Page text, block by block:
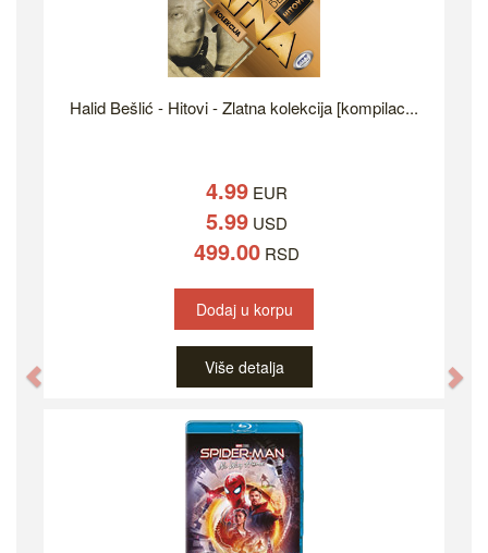
Halid Bešlić - Hitovi - Zlatna kolekcija [kompilac...
4.99 EUR
5.99 USD
499.00 RSD
Dodaj u korpu
Više detalja